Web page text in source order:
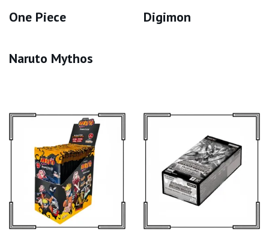
One Piece Digimon
Naruto Mythos